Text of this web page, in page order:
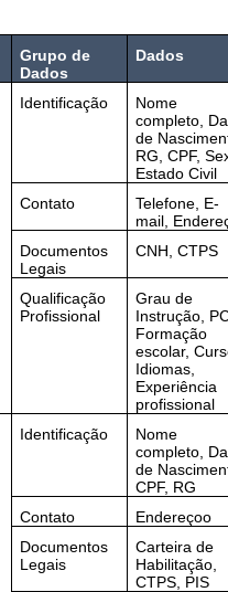
Grupo de
Dados
Dados
Identificação
Nome
completo,
de
RG, CPF,
Estado Civil
Contato
Telefone, E-
mail,
Documentos
Legais
CNH, CTPS
Qualificação
Profissional
Grau de
Instrução,
Formação
escolar,
Idiomas,
Experiência
profissional
Identificação
Nome
completo,
de
CPF, RG
Contato
Endereçoo
Documentos
Legais
Carteira de
Habilitação,
CTPS, PIS